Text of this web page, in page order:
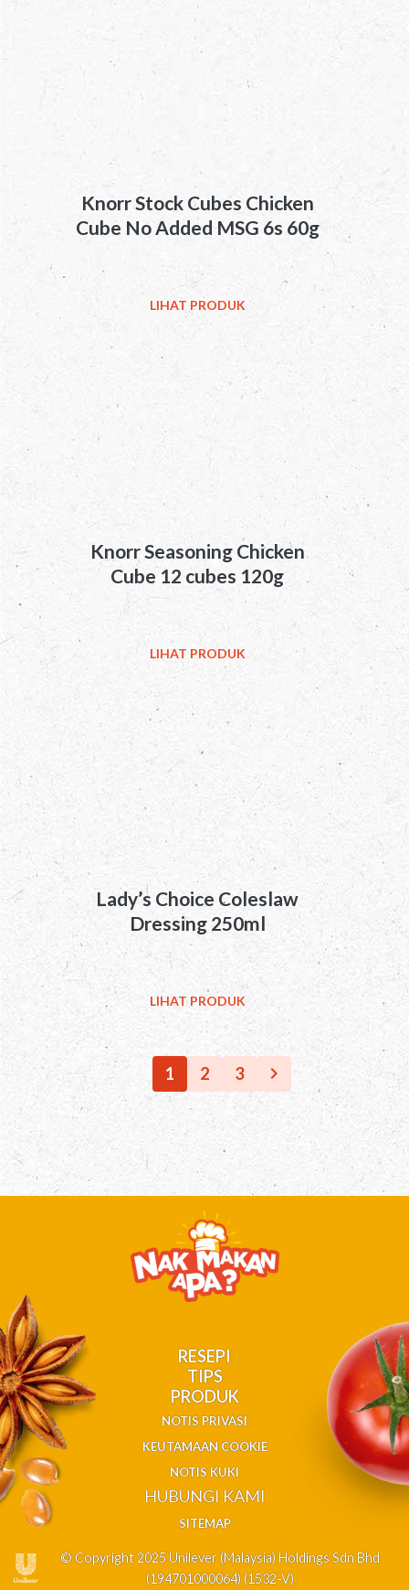
Knorr Stock Cubes Chicken
Cube No Added MSG 6s 60g
LIHAT PRODUK
Knorr Seasoning Chicken
Cube 12 cubes 120g
LIHAT PRODUK
Lady’s Choice Coleslaw
Dressing 250ml
LIHAT PRODUK
1 2 3
RESEPI
TIPS
PRODUK
NOTIS PRIVASI
KEUTAMAAN COOKIE
NOTIS KUKI
HUBUNGI KAMI
SITEMAP
© Copyright 2025 Unilever (Malaysia) Holdings Sdn Bhd
(194701000064) (1532-V)